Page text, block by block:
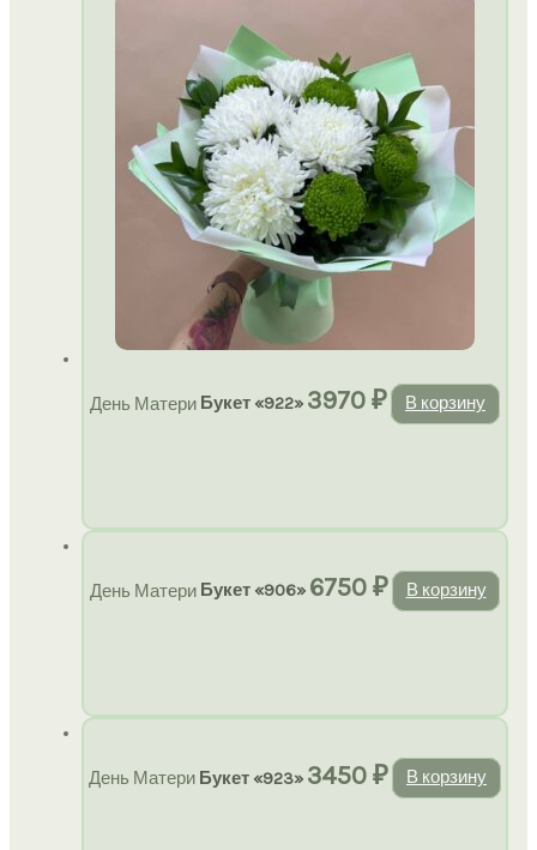
День Матери Букет «922» 3970₽ В корзину
День Матери Букет «906» 6750₽ В корзину
День Матери Букет «923» 3450₽ В корзину